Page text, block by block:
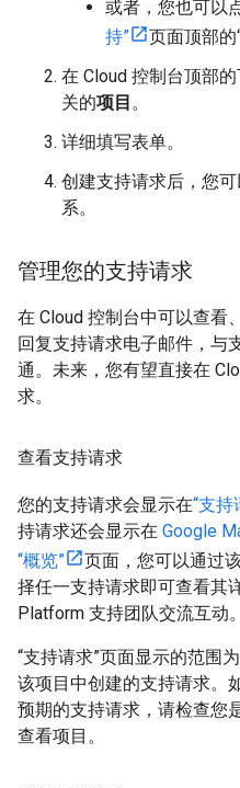
或者，您也可以
持”
页面顶部的
在 Cloud 控制台顶部
关的项目 。
详细填写表单。
创建支持请求后，您
系。
管理您的支持请求
在 Cloud 控制台中可以查看
回复支持请求电子邮件，与
通。未来，您有望直接在
求。
查看支持请求
您的支持请求会显示在“支持
持请求还会显示在 Google
“概览”
页面，您可以通过
择任一支持请求即可查看其
Platform 支持团队交流互动。
“支持请求”页面显示的范围
该项目中创建的支持请求。
预期的支持请求，请检查您
查看项目。